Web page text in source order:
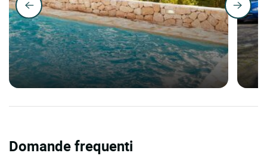
Domande frequenti